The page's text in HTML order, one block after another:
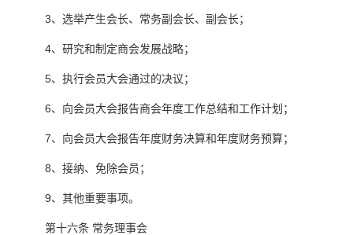
3、选举产生会长、常务副会长、副会长；
4、研究和制定商会发展战略；
5、执行会员大会通过的决议；
6、向会员大会报告商会年度工作总结和工作计划；
7、向会员大会报告年度财务决算和年度财务预算；
8、接纳、免除会员；
9、其他重要事项。
第十六条 常务理事会